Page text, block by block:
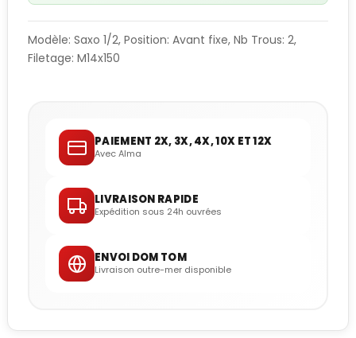
Modèle: Saxo 1/2, Position: Avant fixe, Nb Trous: 2,
Filetage: M14x150
PAIEMENT 2X, 3X, 4X, 10X ET 12X
Avec Alma
LIVRAISON RAPIDE
Expédition sous 24h ouvrées
ENVOI DOM TOM
Livraison outre-mer disponible